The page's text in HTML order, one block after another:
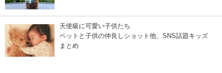
天使級に可愛い子供たち
ペットと子供の仲良しショット他、SNS話題キッズ
まとめ